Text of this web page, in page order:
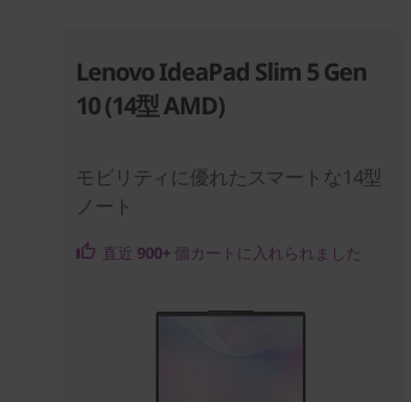
Lenovo IdeaPad Slim 5 Gen
10 (14型 AMD)
モビリティに優れたスマートな14型
ノート
直近 900+個カートに入れられました